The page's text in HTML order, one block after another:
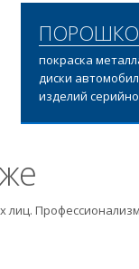
покраска
диски
изделий
лиц.